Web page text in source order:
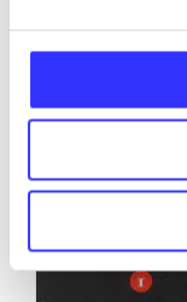
Gå til serien